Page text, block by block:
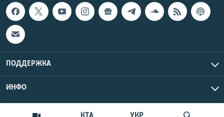
ПОДДЕРЖКА
ИНФО
Copyright Крым.Реалии, 2026 | Все права защищены.
UTC+3